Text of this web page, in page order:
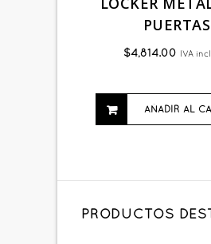
PUERTAS
$4,814.00 IVA
AÑADIR AL
PRODUCTOS